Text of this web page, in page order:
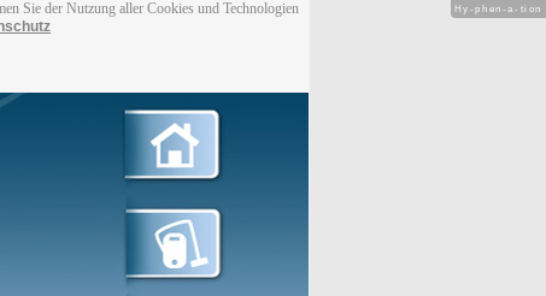
Sie der Nutzung aller Cookies und Technologien
Hy-phen-a-tion